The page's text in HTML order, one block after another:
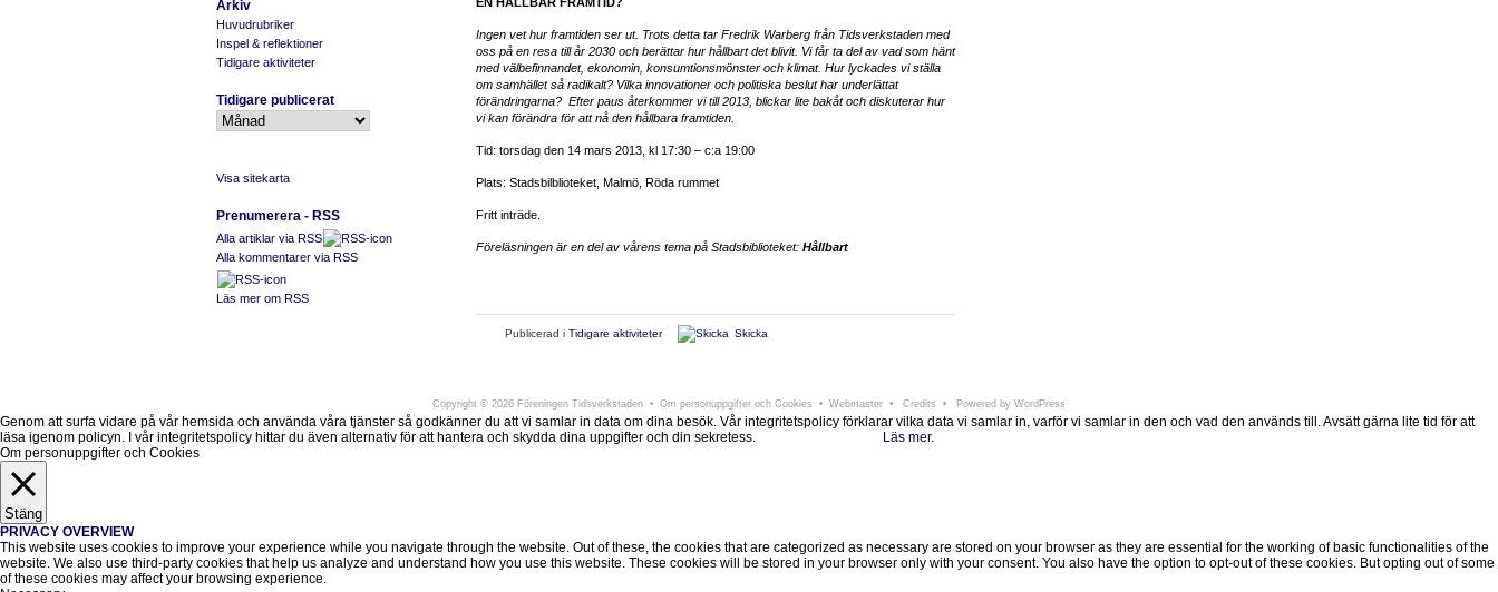
Arkiv
Huvudrubriker
Inspel & reflektioner
Tidigare aktiviteter
Tidigare publicerat
Visa sitekarta
Prenumerera - RSS
Alla artiklar via RSS
Alla kommentarer via RSS
Läs mer om RSS
Ingen vet hur framtiden ser ut. Trots detta tar Fredrik Warberg från Tidsverkstaden med
oss på en resa till år 2030 och berättar hur hållbart det blivit. Vi får ta del av vad som hänt
med välbefinnandet, ekonomin, konsumtionsmönster och klimat. Hur lyckades vi ställa
om samhället så radikalt? Vilka innovationer och politiska beslut har underlättat
förändringarna? Efter paus återkommer vi till 2013, blickar lite bakåt och diskuterar hur
vi kan förändra för att nå den hållbara framtiden.
Tid: torsdag den 14 mars 2013, kl 17:30 – c:a 19:00
Plats: Stadsbilblioteket, Malmö, Röda rummet
Fritt inträde.
Föreläsningen är en del av vårens tema på Stadsbiblioteket: Hållbart
Publicerad i Tidigare aktiviteter Skicka
Copyright © 2026 Föreningen Tidsverkstaden • Om personuppgifter och Cookies • Webmaster • Credits • Powered by WordPress
Genom att surfa vidare på vår hemsida och använda våra tjänster så godkänner du att vi samlar in data om dina besök. Vår integritetspolicy förklarar vilka data vi samlar in, varför vi samlar in den och vad den används till. Avsätt gärna lite tid för att
läsa igenom policyn. I vår integritetspolicy hittar du även alternativ för att hantera och skydda dina uppgifter och din sekretess.
Läs mer.
Om personuppgifter och Cookies
Stäng
PRIVACY OVERVIEW
This website uses cookies to improve your experience while you navigate through the website. Out of these, the cookies that are categorized as necessary are stored on your browser as they are essential for the working of basic functionalities of the
website. We also use third-party cookies that help us analyze and understand how you use this website. These cookies will be stored in your browser only with your consent. You also have the option to opt-out of these cookies. But opting out of some
of these cookies may affect your browsing experience.